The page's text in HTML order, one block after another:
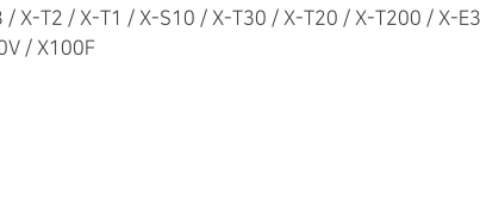
/ X-T2 / X-T1 / X-S10 / X-T30 / X-T20 / X-T200 / X-
/ X100F